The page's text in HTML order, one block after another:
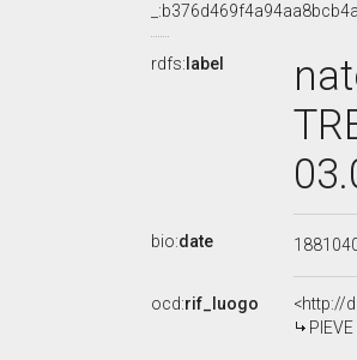
rdfs: label
bio:date
ocd:rif_luogo
<http://